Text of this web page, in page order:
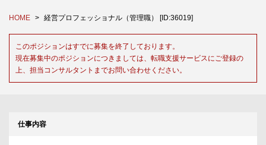
HOME 経営プロフェッショナル（管理職） [ID:36019]
このポジションはすでに募集を終了しております。
現在募集中のポジションにつきましては、転職支援サービスにご登録の
上、担当コンサルタントまでお問い合わせください。
仕事内容